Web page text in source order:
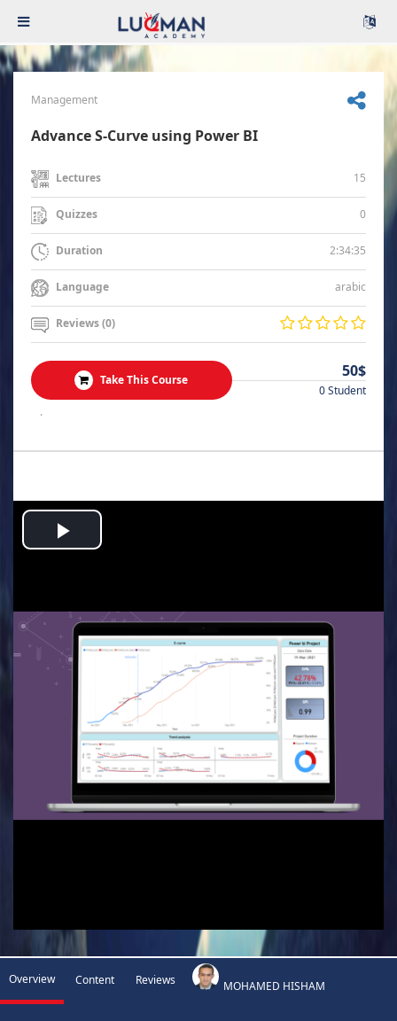
Management
Advance S-Curve using Power BI
Lectures 15
Quizzes 0
Duration 2:34:35
Language arabic
Reviews (0)
Take This Course 50$
0 Student
.
Play
Overview Content Reviews MOHAMED HISHAM